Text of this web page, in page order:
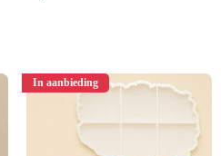
In aanbieding